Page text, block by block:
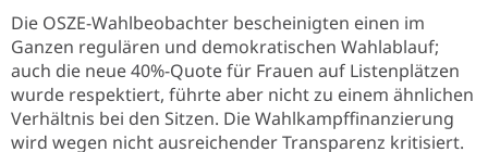
Die OSZE-Wahlbeobachter bescheinigten einen im
Ganzen regulären und demokratischen Wahlablauf;
auch die neue 40%-Quote für Frauen auf Listenplätzen
wurde respektiert, führte aber nicht zu einem ähnlichen
Verhältnis bei den Sitzen. Die Wahlkampffinanzierung
wird wegen nicht ausreichender Transparenz kritisiert.